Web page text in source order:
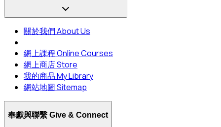
關於我們 About Us
網上課程 Online Courses
網上商店 Store
我的商品 My Library
網站地圖 Sitemap
奉獻與聯繫 Give & Connect